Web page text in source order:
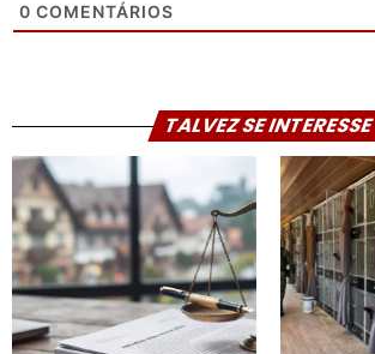
0 COMENTÁRIOS
TALVEZ SE INTERESSE